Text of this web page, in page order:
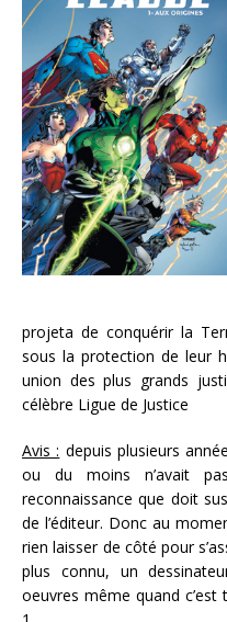
projeta de conquérir la
sous la protection de leur
union des plus grands
célèbre Ligue de Justice
Avis : depuis plusieurs
ou du moins n’avait
reconnaissance que doit
de l’éditeur. Donc au
rien laisser de côté pour
plus connu, un
oeuvres même quand